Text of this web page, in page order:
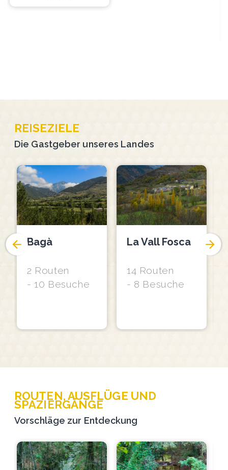
REISEZIELE
Die Gastgeber unseres Landes
Bagà
2 Routen
10 Besuche
La Vall Fosca
14 Routen
8 Besuche
ROUTEN, AUSFLÜGE UND
SPAZIERGÄNGE
Vorschläge zur Entdeckung